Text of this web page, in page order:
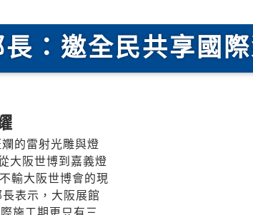
：邀全民共享國
的雷射光雕與燈
大阪世博到嘉義燈
輸大阪世博會的現
表示，大阪展館
施工期更只有三